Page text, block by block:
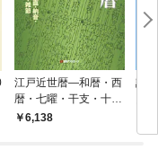
江戸近世暦―和暦・西
暦・七曜・干支・十二
直・納音・二十八
6,138
認
ニ